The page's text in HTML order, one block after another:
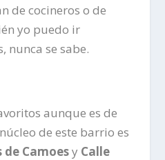
de cocineros o de
yo puedo ir
nunca se sabe.
aunque es de
de este barrio es
de Camoesy Calle